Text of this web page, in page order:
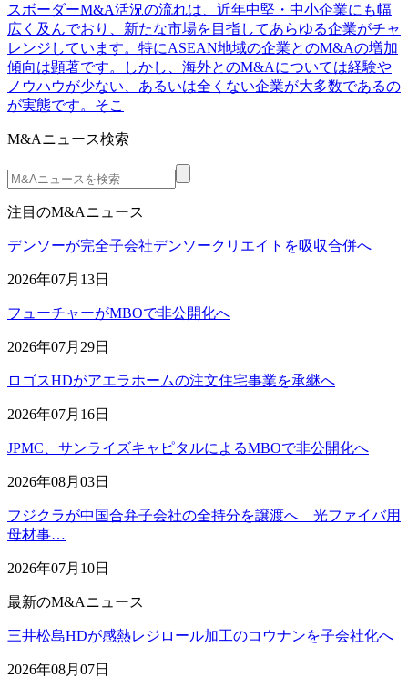
スボーダーM&A活況の流れは、近年中堅・中小企業にも幅
広く及んでおり、新たな市場を目指してあらゆる企業がチャ
レンジしています。特にASEAN地域の企業とのM&Aの増加
傾向は顕著です。しかし、海外とのM&Aについては経験や
ノウハウが少ない、あるいは全くない企業が大多数であるの
が実態です。そこ
M&Aニュース検索
注目のM&Aニュース
デンソーが完全子会社デンソークリエイトを吸収合併へ
2026年07月13日
フューチャーがMBOで非公開化へ
2026年07月29日
ロゴスHDがアエラホームの注文住宅事業を承継へ
2026年07月16日
JPMC、サンライズキャピタルによるMBOで非公開化へ
2026年08月03日
フジクラが中国合弁子会社の全持分を譲渡へ 光ファイバ用
母材事…
2026年07月10日
最新のM&Aニュース
三井松島HDが感熱レジロール加工のコウナンを子会社化へ
2026年08月07日